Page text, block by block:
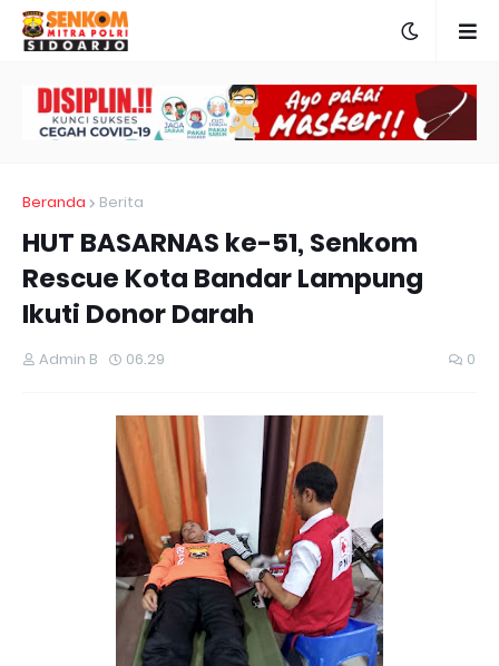
Beranda Berita
HUT BASARNAS ke-51, Senkom
Rescue Kota Bandar Lampung
Ikuti Donor Darah
Admin B 06.29 0